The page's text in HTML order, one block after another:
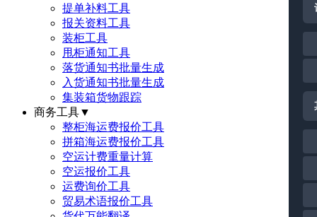
提单补料工具
报关资料工具
装柜工具
甩柜通知工具
落货通知书批量生成
入货通知书批量生成
集装箱货物跟踪
商务工具▼
整柜海运费报价工具
拼箱海运费报价工具
空运计费重量计算
空运报价工具
运费询价工具
贸易术语报价工具